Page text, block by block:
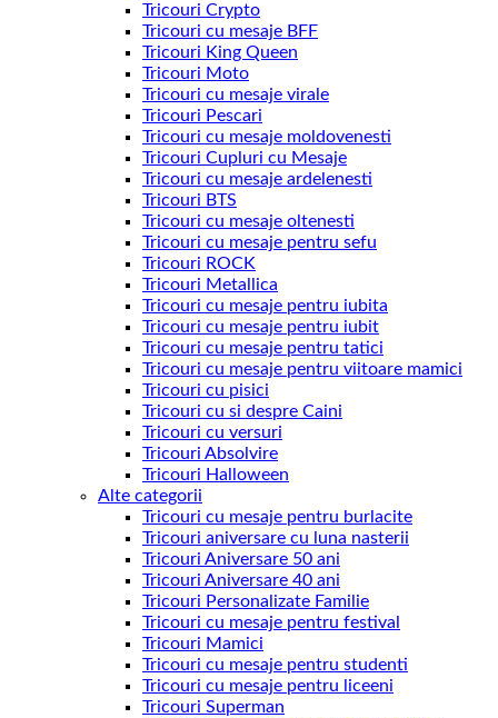
Tricouri Crypto
Tricouri cu mesaje BFF
Tricouri King Queen
Tricouri Moto
Tricouri cu mesaje virale
Tricouri Pescari
Tricouri cu mesaje moldovenesti
Tricouri Cupluri cu Mesaje
Tricouri cu mesaje ardelenesti
Tricouri BTS
Tricouri cu mesaje oltenesti
Tricouri cu mesaje pentru sefu
Tricouri ROCK
Tricouri Metallica
Tricouri cu mesaje pentru iubita
Tricouri cu mesaje pentru iubit
Tricouri cu mesaje pentru tatici
Tricouri cu mesaje pentru viitoare mamici
Tricouri cu pisici
Tricouri cu si despre Caini
Tricouri cu versuri
Tricouri Absolvire
Tricouri Halloween
Alte categorii
Tricouri cu mesaje pentru burlacite
Tricouri aniversare cu luna nasterii
Tricouri Aniversare 50 ani
Tricouri Aniversare 40 ani
Tricouri Personalizate Familie
Tricouri cu mesaje pentru festival
Tricouri Mamici
Tricouri cu mesaje pentru studenti
Tricouri cu mesaje pentru liceeni
Tricouri Superman